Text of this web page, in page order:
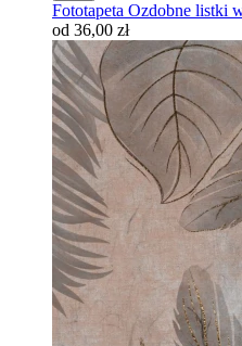
Fototapeta Ozdobne listki
od 36,00 zł